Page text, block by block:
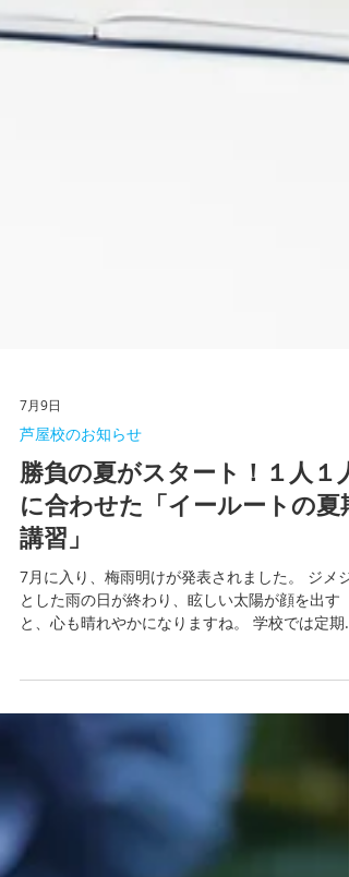
7月9日
芦屋校のお知らせ
勝負の夏がスタート！１人１人
に合わせた「イールートの夏期
7月に入り、梅雨明けが発表されました。 ジメジ
とした雨の日が終わり、眩しい太陽が顔を出す
と、心も晴れやかになりますね。 学校では定期テ
ストが終了し、三者懇談が始まる時期となりまし
し方についてお話があるかと思います。 当塾で
います。 特に受験生にとって、この夏休みは極め